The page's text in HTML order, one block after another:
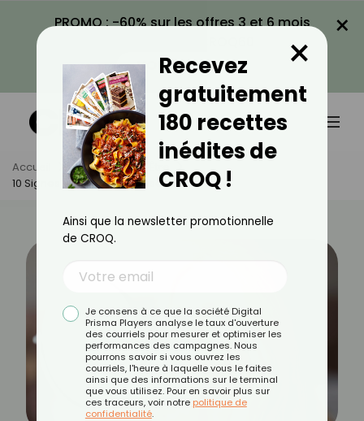
PROMO : -60% sur les offres 3 et 6 mois
VOIR LA PROMO
×
Accueil Actus
Bien-Être
10 Signes Que Vous Vieillissez Bien
Recevez
gratuitement
180 recettes
inédites de
CROQ !
×
Ainsi que la newsletter promotionnelle
de CROQ.
Je consens à ce que la société Digital
Prisma Players analyse le taux d'ouverture
des courriels pour mesurer et optimiser les
performances des campagnes. Nous
pourrons savoir si vous ouvrez les
courriels, l'heure à laquelle vous le faites
ainsi que des informations sur le terminal
que vous utilisez. Pour en savoir plus sur
ces traceurs, voir notre politique de
confidentialité.